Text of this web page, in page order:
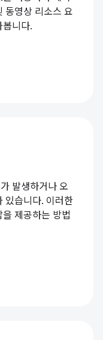
동영상 리소스 요
봅니다.
발생하거나 오
있습니다. 이러한
제공하는 방법